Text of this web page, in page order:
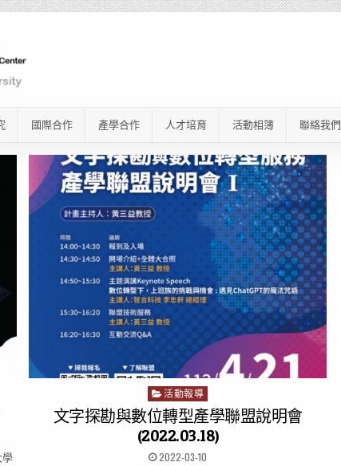
國際合作 產學合作 人才培育 活動相簿 聯絡我們
學
P
o
s
t
e
活動報導
文字探勘與數位轉型產學聯盟說明會
(2022.03.18)
2022-03-10